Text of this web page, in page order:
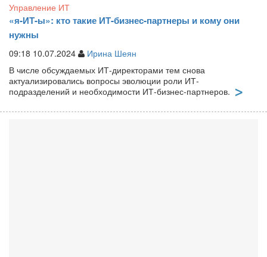
Управление ИТ
«я-ИТ-ы»: кто такие ИТ-бизнес-партнеры и кому они
нужны
09:18 10.07.2024
Ирина Шеян
В числе обсуждаемых ИТ-директорами тем снова
актуализировались вопросы эволюции роли ИТ-
подразделений и необходимости ИТ-бизнес-партнеров.